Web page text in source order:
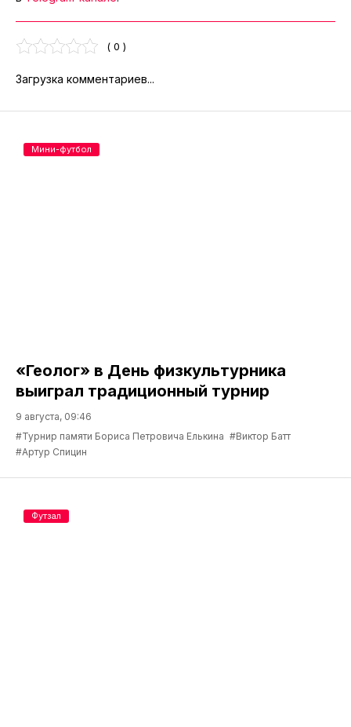
( 0 )
Загрузка комментариев...
«Геолог» в День физкультурника
выиграл традиционный турнир
9 августа, 09:46
#Турнир памяти Бориса Петровича Елькина #Виктор Батт
#Артур Спицин
Мини-футбол
Футзал